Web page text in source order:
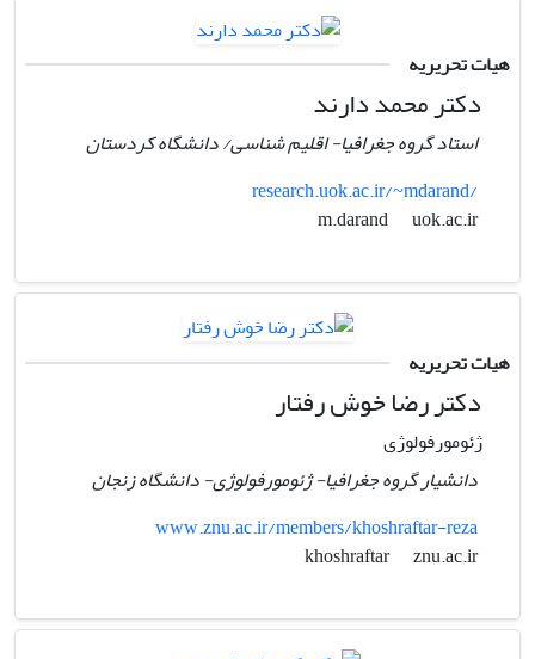
هیات تحریریه
دکتر محمد دارند
استاد گروه جغرافیا- اقلیم شناسی/ دانشگاه کردستان
research.uok.ac.ir/~mdarand/
m.darand
uok.ac.ir
هیات تحریریه
دکتر رضا خوش رفتار
ژئومورفولوژی
دانشیار گروه جغرافیا- ژئومورفولوژی- دانشگاه زنجان
www.znu.ac.ir/members/khoshraftar-reza
khoshraftar
znu.ac.ir